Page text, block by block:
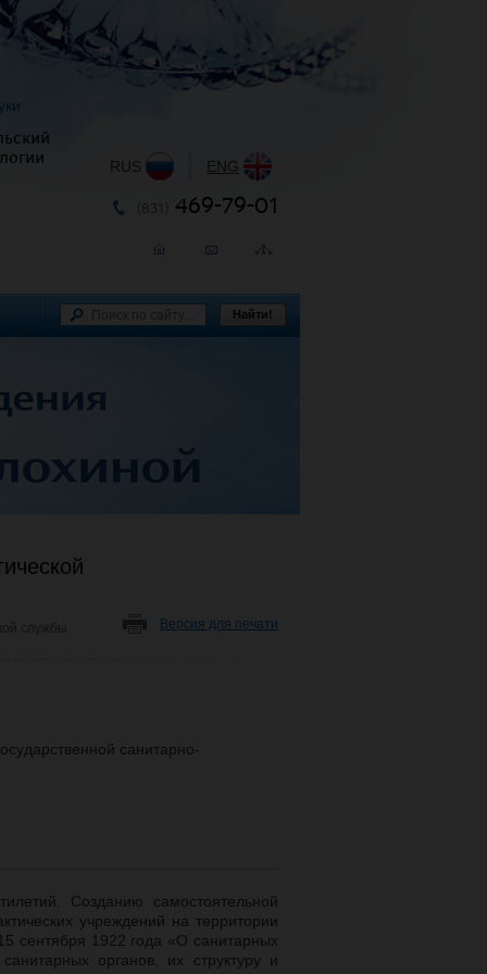
Версия для печати
санитарно-
Созданию самостоятельной
учреждений на территории
сентября 1922 года «О санитарных
органов, их структуру и
RUS ENG
469-79-01
Найти!